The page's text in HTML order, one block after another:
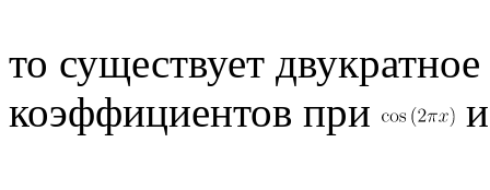
то существует
коэффициентов при